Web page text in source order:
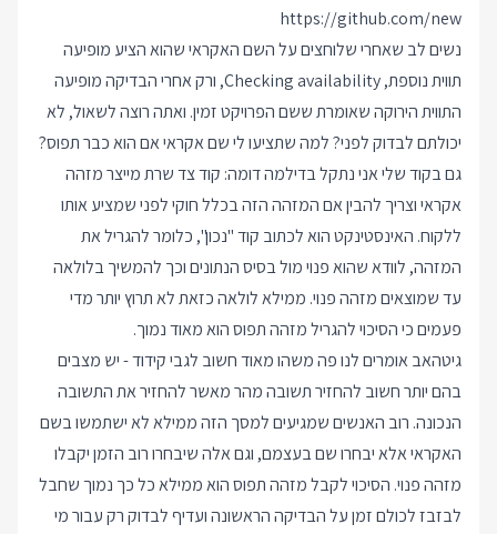
https://github.com/new
נשים לב שאחרי שלוחצים על השם האקראי שהוא הציע מופיעה
תווית נוספת, Checking availability, ורק אחרי הבדיקה מופיעה
התווית הירוקה שאומרת ששם הפרויקט זמין. ואתה רוצה לשאול, לא
יכולתם לבדוק לפני? למה שתציעו לי שם אקראי אם הוא כבר תפוס?
גם בקוד שלי אני נתקל בדילמה דומה: קוד צד שרת מייצר מזהה
אקראי וצריך להבין אם המזהה הזה בכלל חוקי לפני שמציע אותו
ללקוח. האינסטינקט הוא לכתוב קוד "נכון", כלומר להגריל את
המזהה, לוודא שהוא פנוי מול בסיס הנתונים וכך להמשיך בלולאה
עד שמוצאים מזהה פנוי. ממילא לולאה כזאת לא תרוץ יותר מדי
פעמים כי הסיכוי להגריל מזהה תפוס הוא מאוד נמוך.
גיטהאב אומרים לנו פה משהו מאוד חשוב לגבי קידוד - יש מצבים
בהם יותר חשוב להחזיר תשובה מהר מאשר להחזיר את התשובה
הנכונה. רוב האנשים שמגיעים למסך הזה ממילא לא ישתמשו בשם
האקראי אלא יבחרו שם בעצמם, וגם אלה שיבחרו רוב הזמן יקבלו
מזהה פנוי. הסיכוי לקבל מזהה תפוס הוא ממילא כל כך נמוך שחבל
לבזבז לכולם זמן על הבדיקה הראשונה ועדיף לבדוק רק עבור מי